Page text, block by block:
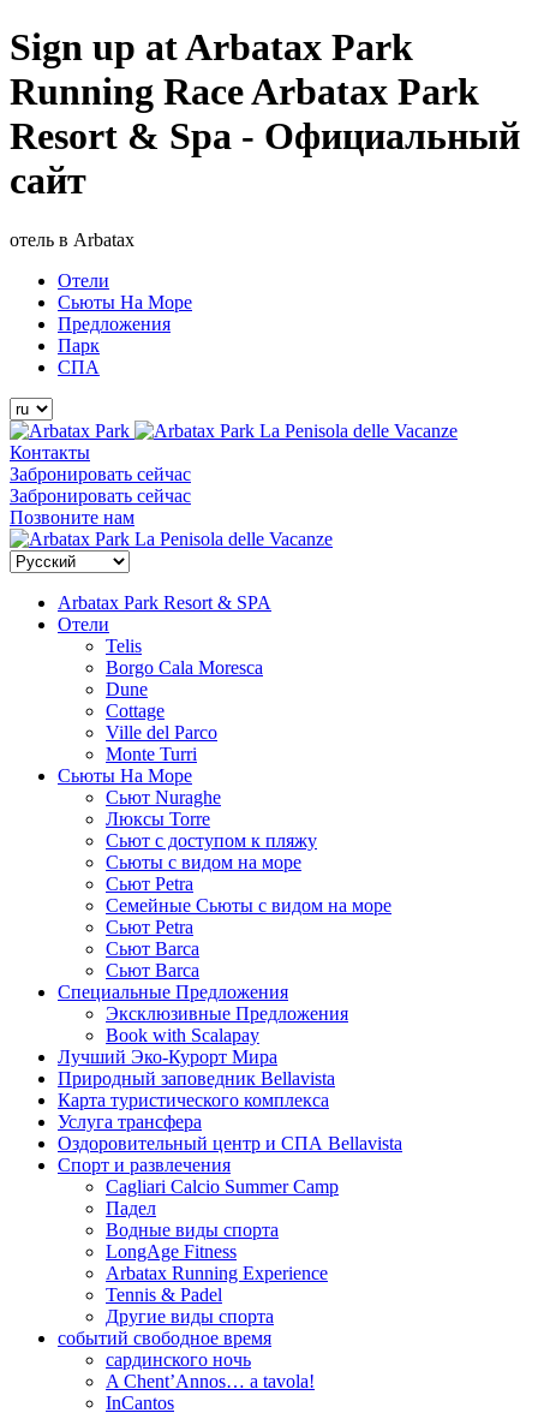
Sign up at Arbatax Park
Running Race Arbatax Park
Resort & Spa - Официальный
сайт
отель в Arbatax
Отели
Сьюты На Море
Предложения
Парк
СПА
La Penisola delle Vacanze
Контакты
Забронировать сейчас
Забронировать сейчас
Позвоните нам
La Penisola delle Vacanze
Arbatax Park Resort & SPA
Отели
Telis
Borgo Cala Moresca
Dune
Cottage
Ville del Parco
Monte Turri
Сьюты На Море
Сьют Nuraghe
Люксы Torre
Сьют с доступом к пляжу
Сьюты с видом на море
Сьют Petra
Семейные Сьюты с видом на море
Сьют Petra
Сьют Barca
Сьют Barca
Специальные Предложения
Эксклюзивные Предложения
Book with Scalapay
Лучший Эко-Курорт Мира
Природный заповедник Bellavista
Карта туристического комплекса
Услуга трансфера
Оздоровительный центр и СПА Bellavista
Спорт и развлечения
Cagliari Calcio Summer Camp
Падел
Водные виды спорта
LongAge Fitness
Arbatax Running Experience
Tennis & Padel
Другие виды спорта
событий свободное время
сардинского ночь
A Chent’Annos… a tavola!
InCantos